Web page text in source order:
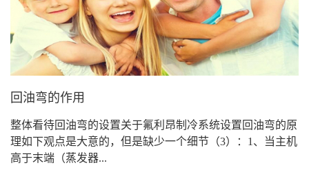
回油弯的作用
整体看待回油弯的设置关于氟利昂制冷系统设置回油弯的原
理如下观点是大意的，但是缺少一个细节（3）：1、当主机
高于末端（蒸发器...